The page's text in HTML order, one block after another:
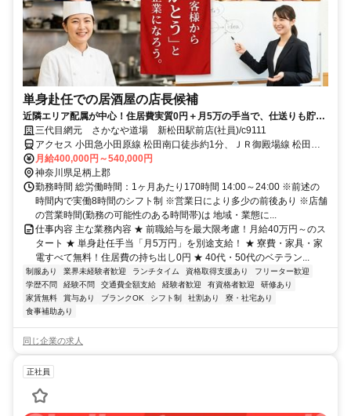
単身赴任での居酒屋の店長候補
近隣エリア配属が中心！住居費実質0円＋月5万の手当で、仕送りも貯金
も最大化。寮費無料で「稼いだ分がそのまま残る」ベテランのための再
出発。70歳まで働ける安定基盤
三代目網元 さかなや道場 新松田駅前店(社員)/c9111
アクセス 小田急小田原線 松田南口徒歩約1分、ＪＲ御殿場線 松田南
口徒歩約1分、小田急小田原線 新松田北口徒歩約1分 松田駅すぐ
月給400,000円～540,000円
神奈川県足柄上郡
勤務時間 総労働時間：1ヶ月あたり170時間 14:00～24:00 ※前述の
時間内で実働8時間のシフト制 ※営業日により多少の前後あり ※店舗
の営業時間(勤務の可能性のある時間帯)は 地域・業態に...
仕事内容 主な業務内容 ★ 前職給与を最大限考慮！月給40万円～のス
タート ★ 単身赴任手当「月5万円」を別途支給！ ★ 寮費・家具・家
電すべて無料！住居費の持ち出し0円 ★ 40代・50代のベテラン...
制服あり 業界未経験者歓迎 ランチタイム 資格取得支援あり
フリーター歓迎
学歴不問
経験不問 交通費全額支給 経験者歓迎 有資格者歓迎
研修あり
家賃無料
賞与あり ブランクOK シフト制 社割あり
寮・社宅あり
食事補助あり
同じ企業の求人
正社員